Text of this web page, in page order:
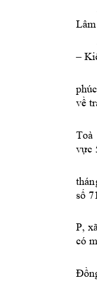
–
về
Toà
vực
số
P,
có